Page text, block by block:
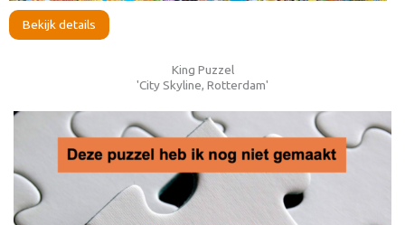
Bekijk details
King Puzzel
'City Skyline, Rotterdam'